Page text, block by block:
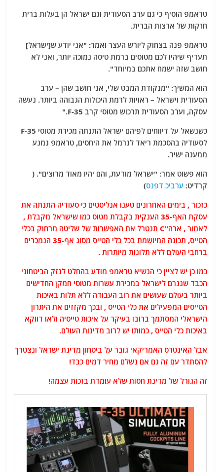
טראמפ הוסיף כי גם ערב הסעודית וגם ישראל הן בעלות ברית
חזקות של ארצות הברית.
טראמפ פנה בצחוק ליורש העצר ואמר: "אני יודע ש[ישראל]
תעדיף שיהיו לכם מטוסים ברמת טיסה נמוכה יותר, ואני לא
חושב שזה ישמח אתכם במיוחד".
הוא המשיך: "מנקודת המבט שלי, אני חושב שהן – ערב
הסעודית וישראל – ראויות לרמת היכולות הגבוהה ביותר. נעשה
עסקה, וערב הסעודית תרכוש מטוסי קרב F-35."
כשנשאל על דיווחים לפיהם ישראל התנתה מכירת מטוסי F-35
לסעודיה בהסכמת ריאד לנרמל את היחסים, טראמפ נמנע
ממענה ישיר.
הוא פשוט אמר: "ישראל מודעת, והם יהיו מאוד מרוצים". (
קרדיט: ערביכ דפנס)
כזכור , בימים האחרונים טענו אנליסטים כי סעודיה התנתה את
עסקת האף-35 הענקית בקבלת מטוס כמו שישראל מקבלת ,
לאמור , ארה"C תנטרל את האפשרות של שליטה מרחוק בכלי
הטייס, תכונה המיושמת בכל כלי הטייס מסוג אף-35 הנמכרים
ברחבי העולם ללא תלונות מיותרות .
כמו כן יש לציין כי הנשיא טראמפ מודע בהחלט לנזק הביטחוני
הכבד שנגרם לישראל במכירת עשרות מטוסי חמקן החדישים
ביותר בעולם שעושים את רוב העבודה ללא תלות באיכות
הטייסים המפעילים את כלי הטייס , ובכך מקזזים את היתרון
הישראלי המסתמך ברובו בעיקר על איכות טייסיה ולאו דווקא
באיכות כלי הטייס , כמותו יש לרוב מדינות העולם.
אבל האינטרס האמריקאי גובר על ביטחון מדינת ישראל ונצטרך
להסתדר עם זה גם אם נשלם מחיר דמים כבד!
זה הגורל של מדינת חסות שלא עומדת בזכות עצמה!